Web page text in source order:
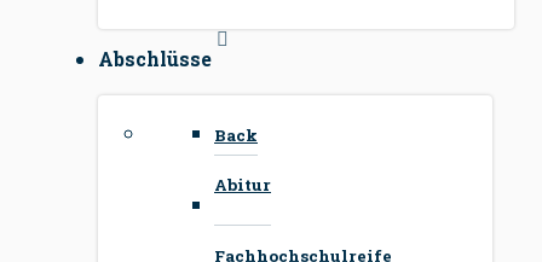
Abschlüsse
Back
Abitur
Fachhochschulreife